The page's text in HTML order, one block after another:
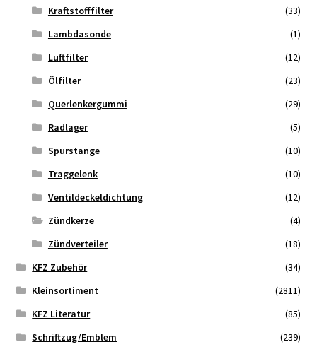
Kraftstofffilter
(33)
Lambdasonde
(1)
Luftfilter
(12)
Ölfilter
(23)
Querlenkergummi
(29)
Radlager
(5)
Spurstange
(10)
Traggelenk
(10)
Ventildeckeldichtung
(12)
Zündkerze
(4)
Zündverteiler
(18)
KFZ Zubehör
(34)
Kleinsortiment
(2811)
KFZ Literatur
(85)
Schriftzug/Emblem
(239)